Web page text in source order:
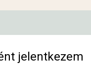
jelentkezem